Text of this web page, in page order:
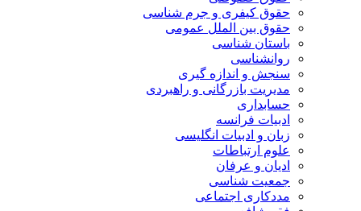
حقوق کیفری و جرم شناسی
حقوق بین الملل عمومی
باستان شناسی
روانشناسی
سنجش و اندازه گیری
مدیریت بازرگانی و راهبردی
حسابداری
ادبیات فرانسه
زبان و ادبیات انگلیسی
علوم ارتباطات
ادیان و عرفان
جمعیت شناسی
مددکاری اجتماعی